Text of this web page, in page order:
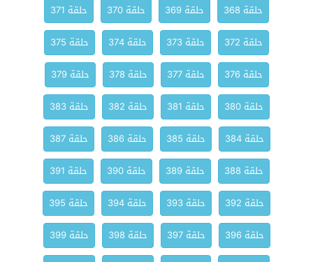
حلقة 368
حلقة 369 حلقة 370
حلقة 371
حلقة 372
حلقة 373 حلقة 374
حلقة 375
حلقة 376
حلقة 377 حلقة 378
حلقة 379
حلقة 380
حلقة 381 حلقة 382
حلقة 383
حلقة 384
حلقة 385 حلقة 386
حلقة 387
حلقة 388
حلقة 389 حلقة 390
حلقة 391
حلقة 392
حلقة 393 حلقة 394
حلقة 395
حلقة 396
حلقة 397 حلقة 398
حلقة 399